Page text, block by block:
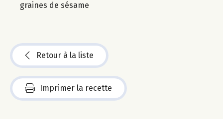
graines de sésame
Retour à la liste
Imprimer la recette